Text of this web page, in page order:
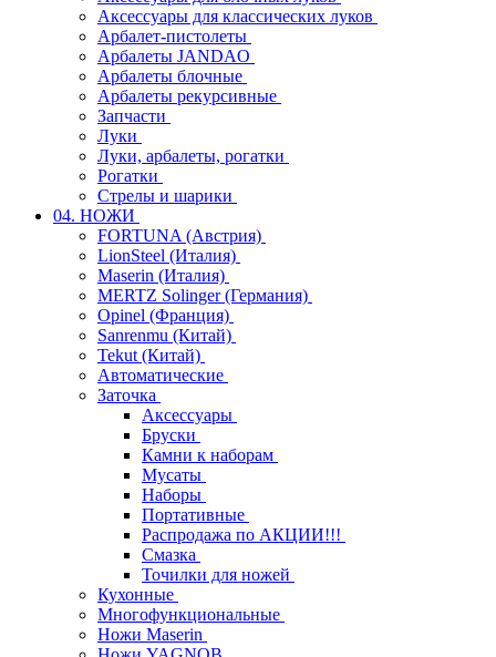
Аксессуары для классических луков
Арбалет-пистолеты
Арбалеты JANDAO
Арбалеты блочные
Арбалеты рекурсивные
Запчасти
Луки
Луки, арбалеты, рогатки
Рогатки
Стрелы и шарики
04. НОЖИ
FORTUNA (Австрия)
LionSteel (Италия)
Maserin (Италия)
MERTZ Solinger (Германия)
Opinel (Франция)
Sanrenmu (Китай)
Tekut (Китай)
Автоматические
Заточка
Аксессуары
Бруски
Камни к наборам
Мусаты
Наборы
Портативные
Распродажа по АКЦИИ!!!
Смазка
Точилки для ножей
Кухонные
Многофункциональные
Ножи Maserin